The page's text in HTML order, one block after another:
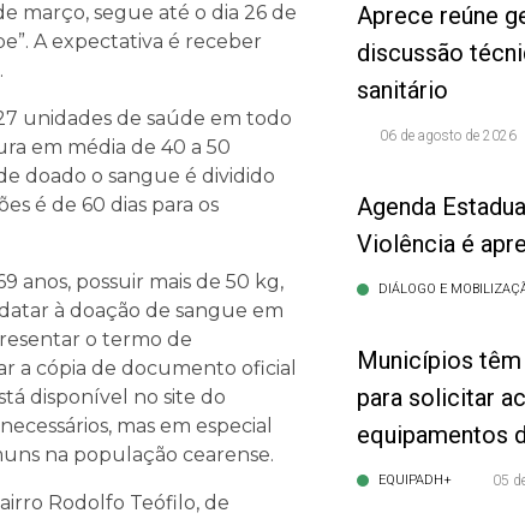
março, segue até o dia 26 de
A expectativa é receber
unidades de saúde em todo
em média de 40 a 50
doado o sangue é dividido
é de 60 dias para os
anos, possuir mais de 50 kg,
à doação de sangue em
o termo de
a cópia de documento oficial
disponível no site do
mas em especial
na população cearense.
Rodolfo Teófilo, de
Aprece reúne
discussão
sanitário
06 de agosto de 2026
Agenda
Violência é
DIÁLOGO E
Municípios
para solicitar
equipamentos
EQUIPADH+ 05